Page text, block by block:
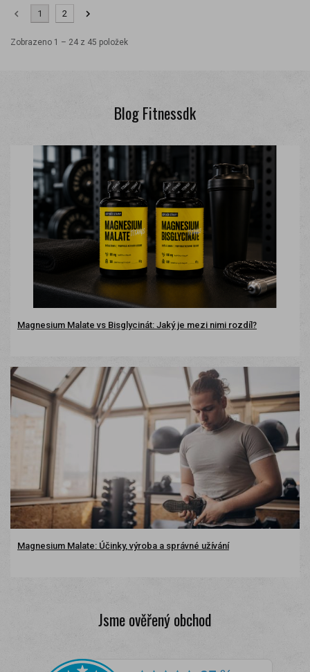
1 2
Zobrazeno 1 – 24 z 45 položek
Blog Fitnessdk
Magnesium Malate vs Bisglycinát: Jaký je mezi nimi rozdíl?
Magnesium Malate: Účinky, výroba a správné užívání
Jsme ověřený obchod